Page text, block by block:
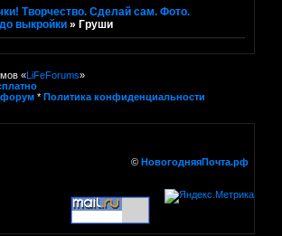
Творчество. Сделай сам. Фото.
выкройки »Груши
«LiFeForums»
форум * Политика конфиденциальности
© НовогодняяПочта.рф